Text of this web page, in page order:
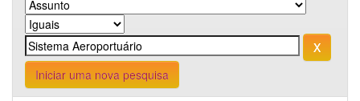
Iniciar uma nova pesquisa